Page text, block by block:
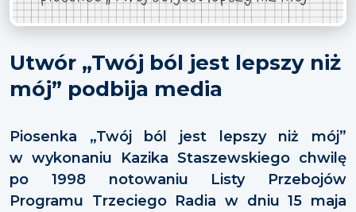
Utwór „Twój ból jest lepszy niż
mój” podbija media
Piosenka „Twój ból jest lepszy niż mój”
w wykonaniu Kazika Staszewskiego chwilę
po 1998 notowaniu Listy Przebojów
Programu Trzeciego Radia w dniu 15 maja